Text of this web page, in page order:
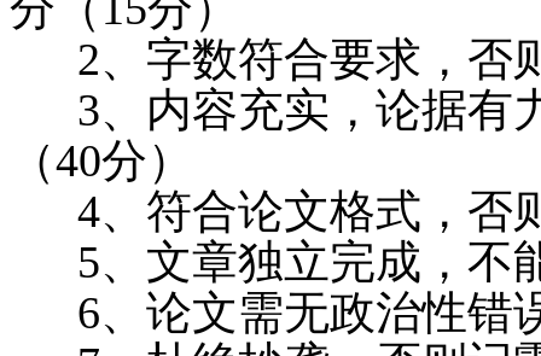
2、 字数符合要求，否
3、 内容充实，论据有
（40分）
4、 符合论文格式，否
5、 文章独立完成，不
6、论文需无政治性错